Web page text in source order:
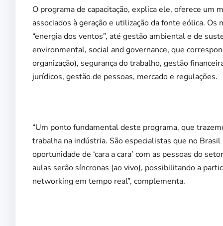
O programa de capacitação, explica ele, oferece
associados à geração e utilização da fonte eólica.
“energia dos ventos”, até gestão ambiental e de
environmental, social and governance, que
organização), segurança do trabalho, gestão
jurídicos, gestão de pessoas, mercado e regulações.
“Um ponto fundamental deste programa, que
trabalha na indústria. São especialistas que no
oportunidade de ‘cara a cara’ com as pessoas do
aulas serão síncronas (ao vivo), possibilitando a
networking em tempo real”, complementa.